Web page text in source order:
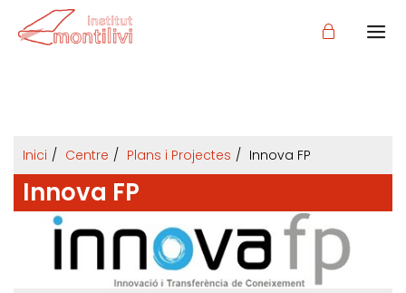
Inici Centre Plans i Projectes Innova FP
Innova FP